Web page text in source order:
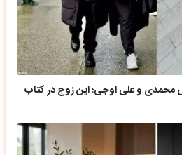
محمدی و علی اوجی؛ این زوج در کتاب